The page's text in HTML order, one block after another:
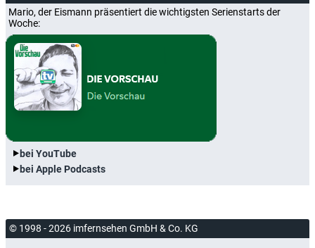
Mario, der Eismann präsentiert die wichtigsten Serienstarts der
Woche:
bei YouTube
bei Apple Podcasts
© 1998 - 2026 imfernsehen GmbH & Co. KG